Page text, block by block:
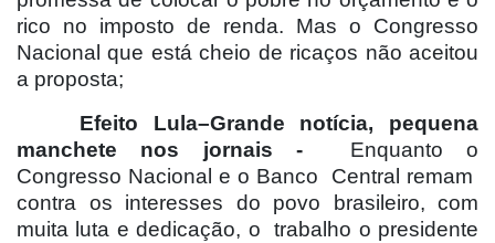
rico no imposto de renda. Mas o Congresso
Nacional que está cheio de ricaços não aceitou
a proposta;
Efeito Lula–Grande notícia, pequena
manchete nos jornais -
Enquanto o
Congresso Nacional e o Banco
Central remam
contra os interesses do povo brasileiro, com
muita luta e dedicação, o
trabalho o presidente